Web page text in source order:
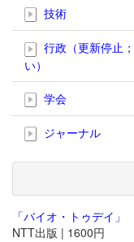
技術
行政（更新停止
い）
学会
ジャーナル
「バイオ・トゥデイ」
NTT出版 | 1600円